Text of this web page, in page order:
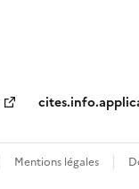
Mentions légales